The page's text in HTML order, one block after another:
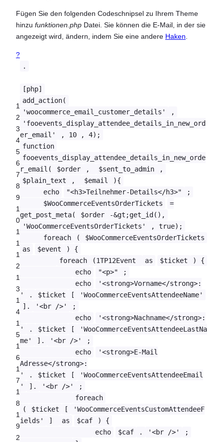
Fügen Sie den folgenden Codeschnipsel zu Ihrem Theme
hinzu funktionen.php Datei. Sie können die E-Mail, in der sie
angezeigt wird, ändern, indem Sie eine andere Haken
?
1
2
3
4
5
6
7
8
9
1
0
1
1
1
2
1
3
1
4
1
5
1
6
1
7
1
8
1
9
2
.
[php]
add_action(
'woocommerce_email_customer_details'
,
'fooevents_display_attendee_details_in_new_ord
er_email'
, 10 , 4);
function
fooevents_display_attendee_details_in_new_orde
r_email(
$order , $sent_to_admin
,
$plain_text
, $email
){
echo
"<h3>Teilnehmer-Details</h3>"
;
$WooCommerceEventsOrderTickets
=
get_post_meta(
$order
-&gt;get_id(),
'WooCommerceEventsOrderTickets'
, true);
foreach
(
$WooCommerceEventsOrderTickets
as
$event
) {
foreach
(1TP12Event as $ticket
) {
echo
"<p>"
;
echo
'<strong>Vorname</strong>:
'
. $ticket [
'WooCommerceEventsAttendeeName'
].
'<br />'
;
echo
'<strong>Nachname</strong>:
'
. $ticket [
'WooCommerceEventsAttendeeLastNa
me'
]. '<br />'
;
echo
'<strong>E-Mail
Adresse</strong>:
'
. $ticket [
'WooCommerceEventsAttendeeEmail
'
]. '<br />'
;
foreach
(
$ticket [
'WooCommerceEventsCustomAttendeeF
ields'
] as $caf
) {
echo
$caf . '<br />'
;